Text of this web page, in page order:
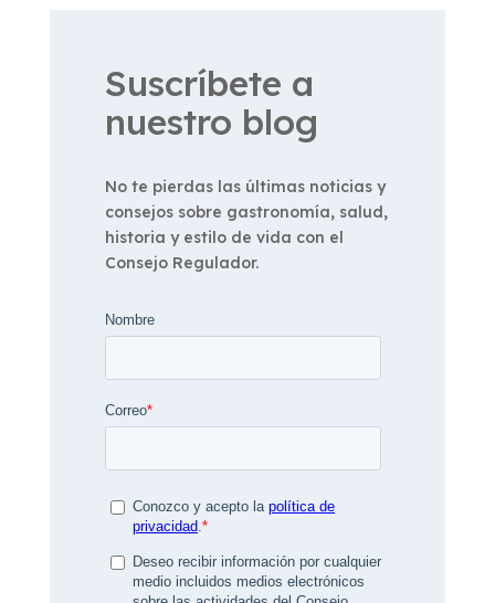
Suscríbete a
nuestro blog
No te pierdas las últimas noticias y
consejos sobre gastronomía, salud,
historia y estilo de vida con el
Consejo Regulador.